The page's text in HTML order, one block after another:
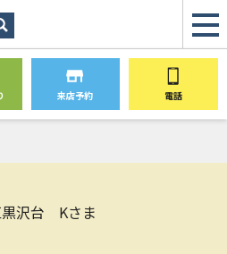
来店予約 電話
黒沢台 Kさま